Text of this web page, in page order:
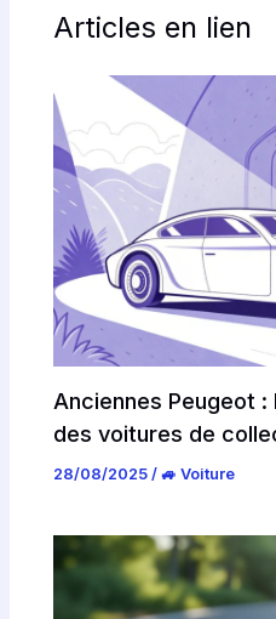
Articles en lien
Anciennes Peugeot :
des voitures de
28/08/2025/🚙 Voiture